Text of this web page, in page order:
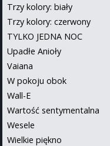
Trzy kolory: biały
Trzy kolory: czerwony
TYLKO JEDNA NOC
Upadłe Anioły
Vaiana
W pokoju obok
Wall-E
Wartość sentymentalna
Wesele
Wielkie piękno